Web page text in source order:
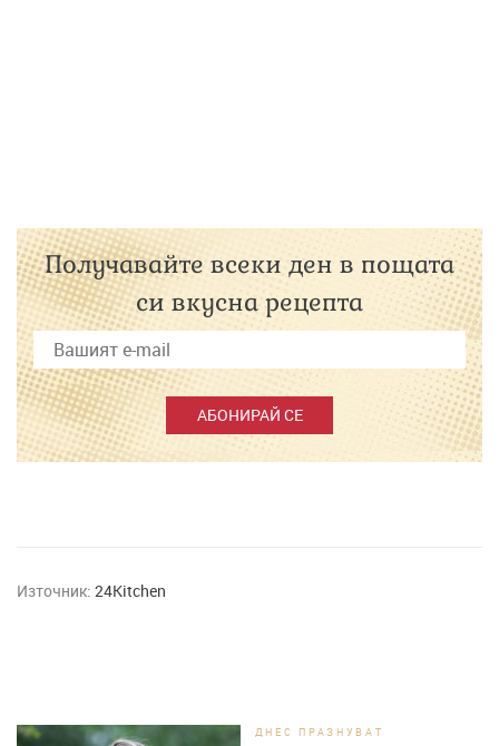
Получавайте всеки ден в пощата
си вкусна рецепта
АБОНИРАЙ СЕ
Източник: 24Kitchen
ДНЕС ПРАЗНУВАТ